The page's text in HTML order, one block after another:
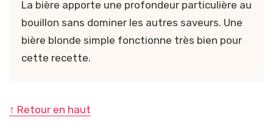
La bière apporte une profondeur particulière au
bouillon sans dominer les autres saveurs. Une
bière blonde simple fonctionne très bien pour
cette recette.
↑ Retour en haut